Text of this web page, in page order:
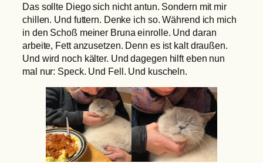
Das sollte Diego sich nicht antun. Sondern mit mir
chillen. Und futtern. Denke ich so. Während ich mich
in den Schoß meiner Bruna einrolle. Und daran
arbeite, Fett anzusetzen. Denn es ist kalt draußen.
Und wird noch kälter. Und dagegen hilft eben nun
mal nur: Speck. Und Fell. Und kuscheln.